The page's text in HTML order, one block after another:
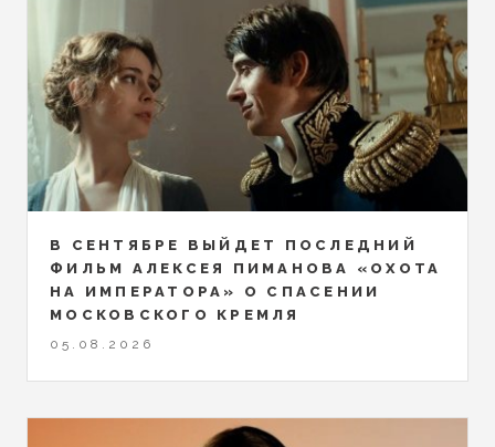
В СЕНТЯБРЕ ВЫЙДЕТ ПОСЛЕДНИЙ
ФИЛЬМ АЛЕКСЕЯ ПИМАНОВА «ОХОТА
НА ИМПЕРАТОРА» О СПАСЕНИИ
МОСКОВСКОГО КРЕМЛЯ
05.08.2026